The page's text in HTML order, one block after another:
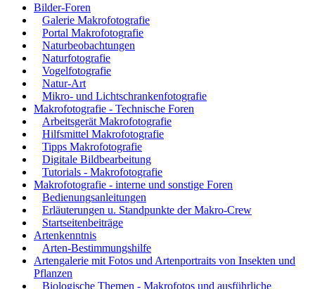
Bilder-Foren
Galerie Makrofotografie
Portal Makrofotografie
Naturbeobachtungen
Naturfotografie
Vogelfotografie
Natur-Art
Mikro- und Lichtschrankenfotografie
Makrofotografie - Technische Foren
Arbeitsgerät Makrofotografie
Hilfsmittel Makrofotografie
Tipps Makrofotografie
Digitale Bildbearbeitung
Tutorials - Makrofotografie
Makrofotografie - interne und sonstige Foren
Bedienungsanleitungen
Erläuterungen u. Standpunkte der Makro-Crew
Startseitenbeiträge
Artenkenntnis
Arten-Bestimmungshilfe
Artengalerie mit Fotos und Artenportraits von Insekten und
Pflanzen
Biologische Themen - Makrofotos und ausführliche